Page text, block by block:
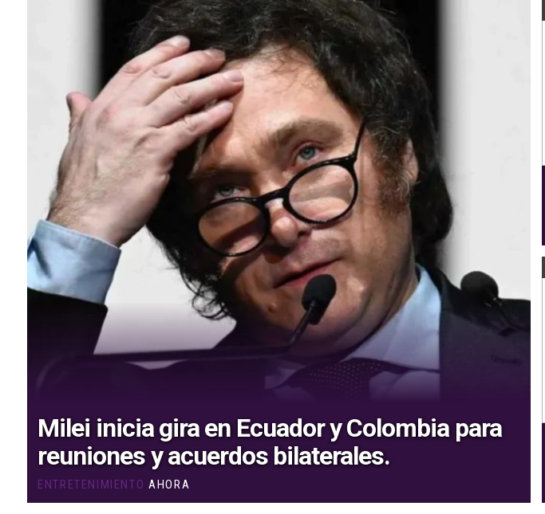
ENTRETENIMIENTO AHORA
Milei inicia gira en Ecuador y Colombia para
reuniones y acuerdos bilaterales.